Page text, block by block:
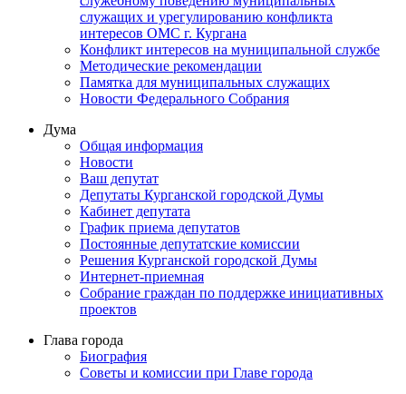
служащих и урегулированию конфликта
интересов ОМС г. Кургана
Конфликт интересов на муниципальной службе
Методические рекомендации
Памятка для муниципальных служащих
Новости Федерального Cобрания
Дума
Общая информация
Новости
Ваш депутат
Депутаты Курганской городской Думы
Кабинет депутата
График приема депутатов
Постоянные депутатские комиссии
Решения Курганской городской Думы
Интернет-приемная
Собрание граждан по поддержке инициативных
проектов
Глава города
Биография
Советы и комиссии при Главе города